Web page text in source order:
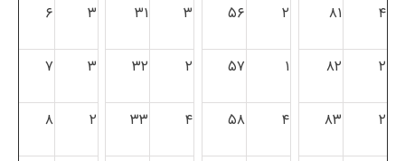
۴ ۸۱ ۲ ۵۶ ۳ ۳۱ ۳ ۶
۲ ۸۲ ۱ ۵۷ ۲ ۳۲ ۳ ۷
۲ ۸۳ ۴ ۵۸ ۴ ۳۳ ۲ ۸